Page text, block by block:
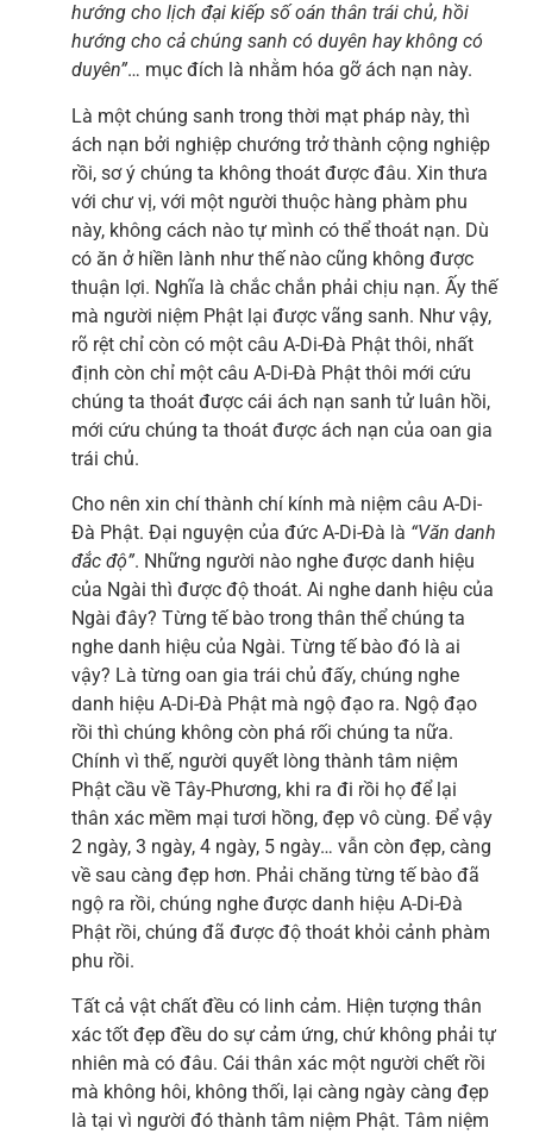
hướng cho lịch đại kiếp số oán thân trái chủ, hồi
hướng cho cả chúng sanh có duyên hay không có
duyên”… mục đích là nhằm hóa gỡ ách nạn này.
Là một chúng sanh trong thời mạt pháp này, thì
ách nạn bởi nghiệp chướng trở thành cộng nghiệp
rồi, sơ ý chúng ta không thoát được đâu. Xin thưa
với chư vị, với một người thuộc hàng phàm phu
này, không cách nào tự mình có thể thoát nạn. Dù
có ăn ở hiền lành như thế nào cũng không được
thuận lợi. Nghĩa là chắc chắn phải chịu nạn. Ấy thế
mà người niệm Phật lại được vãng sanh. Như vậy,
rõ rệt chỉ còn có một câu A-Di-Đà Phật thôi, nhất
định còn chỉ một câu A-Di-Đà Phật thôi mới cứu
chúng ta thoát được cái ách nạn sanh tử luân hồi,
mới cứu chúng ta thoát được ách nạn của oan gia
trái chủ.
Cho nên xin chí thành chí kính mà niệm câu A-Di-
Đà Phật. Đại nguyện của đức A-Di-Đà là “Văn danh
đắc độ”. Những người nào nghe được danh hiệu
của Ngài thì được độ thoát. Ai nghe danh hiệu của
Ngài đây? Từng tế bào trong thân thể chúng ta
nghe danh hiệu của Ngài. Từng tế bào đó là ai
vậy? Là từng oan gia trái chủ đấy, chúng nghe
danh hiệu A-Di-Đà Phật mà ngộ đạo ra. Ngộ đạo
rồi thì chúng không còn phá rối chúng ta nữa.
Chính vì thế, người quyết lòng thành tâm niệm
Phật cầu về Tây-Phương, khi ra đi rồi họ để lại
thân xác mềm mại tươi hồng, đẹp vô cùng. Để vậy
2 ngày, 3 ngày, 4 ngày, 5 ngày… vẫn còn đẹp, càng
về sau càng đẹp hơn. Phải chăng từng tế bào đã
ngộ ra rồi, chúng nghe được danh hiệu A-Di-Đà
Phật rồi, chúng đã được độ thoát khỏi cảnh phàm
phu rồi.
Tất cả vật chất đều có linh cảm. Hiện tượng thân
xác tốt đẹp đều do sự cảm ứng, chứ không phải tự
nhiên mà có đâu. Cái thân xác một người chết rồi
mà không hôi, không thối, lại càng ngày càng đẹp
là tại vì người đó thành tâm niệm Phật. Tâm niệm